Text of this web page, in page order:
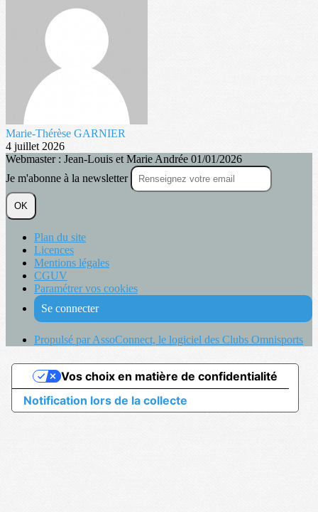
Marie-Thérèse GARNIER
4 juillet 2026
Webmaster : Jean-Louis et Marie Andrée 01/01/2026
Je m'abonne à la newsletter
OK
Plan du site
Licences
Mentions légales
CGUV
Paramétrer vos cookies
Se connecter
Propulsé par AssoConnect, le logiciel des Clubs Omnisports
Notification lors de la collecte
Vos choix en matière de confidentialité